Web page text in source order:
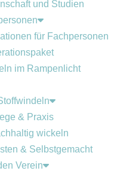
und Studien
für Fachpersonen
im Rampenlicht
& Praxis
wickeln
& Selbstgemacht
Verein